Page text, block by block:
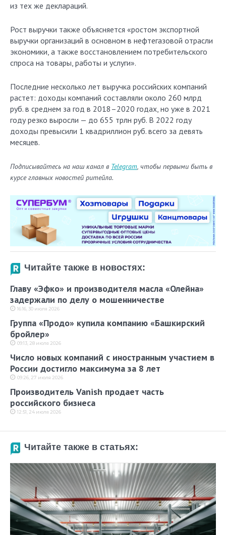
из тех же деклараций.
Рост выручки также объясняется «ростом экспортной
выручки организаций в основном в нефтегазовой отрасли
экономики, а также восстановлением потребительского
спроса на товары, работы и услуги».
Последние несколько лет выручка российских компаний
растет: доходы компаний составляли около 260 млрд
руб. в среднем за год в 2018–2020 годах, но уже в 2021
году резко выросли — до 655 трлн руб. В 2022 году
доходы превысили 1 квадриллион руб. всего за девять
месяцев.
Подписывайтесь на наш канал в Telegram, чтобы первыми быть в
курсе главных новостей ритейла.
Читайте также в новостях:
Главу «Эфко» и производителя масла «Олейна»
задержали по делу о мошенничестве
16:16, 30 июля 2026
Группа «Продо» купила компанию «Башкирский
бройлер»
09:13, 28 июля 2026
Число новых компаний с иностранным участием в
России достигло максимума за 8 лет
09:26, 27 июля 2026
Производитель Vanish продает часть
российского бизнеса
12:51, 24 июля 2026
Читайте также в статьях: